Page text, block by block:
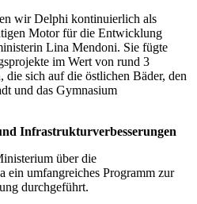
wir Delphi kontinuierlich als
Motor für die Entwicklung
Lina Mendoni. Sie fügte
im Wert von rund 3
sich auf die östlichen Bäder, den
und das Gymnasium
Infrastrukturverbesserungen
über die
umfangreiches Programm zur
durchgeführt.